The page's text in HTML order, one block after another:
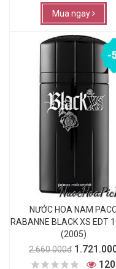
Mua ngay
-
NƯỚC HOA NAM
RABANNE BLACK XS EDT
(2005)
2.660.000đ
120